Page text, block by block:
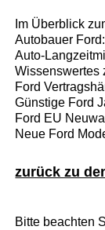
Im Überblick
Autobauer Ford:
Auto-
Wissenswertes
Ford
Günstige Ford
Ford EU
Neue Ford
zurück zu
Bitte beachten